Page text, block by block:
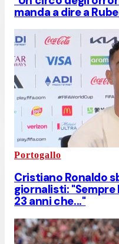
manda a dire a
Portogallo
Cristiano Ronaldo
giornalisti: "Sempre
23 anni che..."